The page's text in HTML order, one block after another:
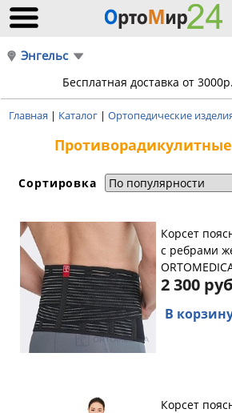
Энгельс
Бесплатная доставка от 3000р.
Главная | Каталог | Ортопедические
Сортировка
Корсет
с ребрами
2 300
В
Корсет